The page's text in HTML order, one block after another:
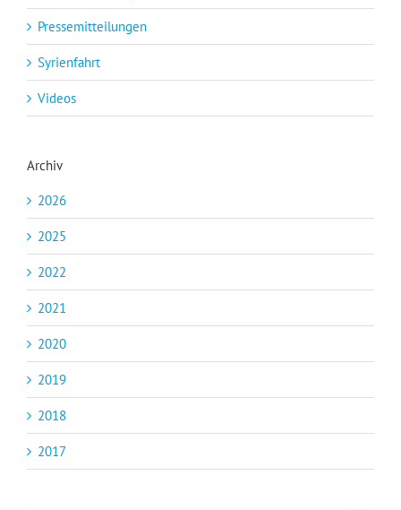
Pressemitteilungen
Syrienfahrt
Videos
Archiv
2026
2025
2022
2021
2020
2019
2018
2017